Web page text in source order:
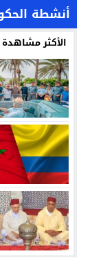
أنشطة
الأكثر مشاهدة